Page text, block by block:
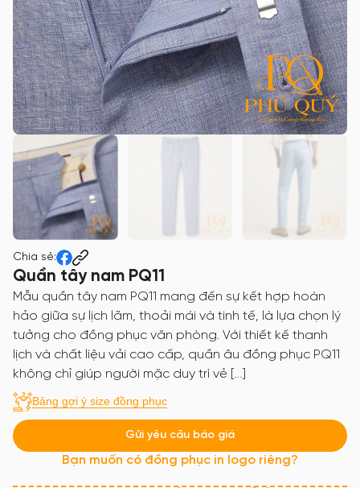
Chia sẻ:
Quần tây nam PQ11
Mẫu quần tây nam PQ11 mang đến sự kết hợp hoàn
hảo giữa sự lịch lãm, thoải mái và tinh tế, là lựa chọn lý
tưởng cho đồng phục văn phòng. Với thiết kế thanh
lịch và chất liệu vải cao cấp, quần âu đồng phục PQ11
không chỉ giúp người mặc duy trì vẻ […]
Bảng gợi ý size đồng phục
Gửi yêu cầu báo giá
Bạn muốn có đồng phục in logo riêng?